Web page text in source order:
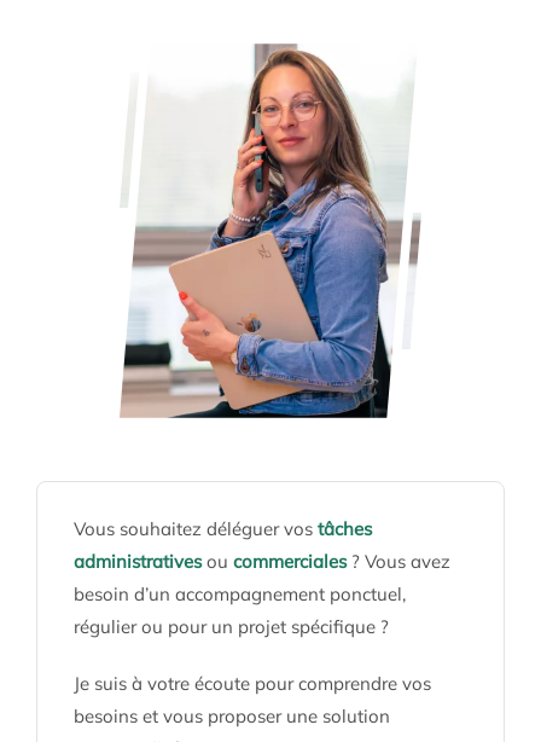
Tarifs
Contact
Vous souhaitez déléguer vos tâches
administrativesou commerciales? Vous avez
besoin d’un accompagnement ponctuel,
régulier ou pour un projet spécifique ?
Je suis à votre écoute pour comprendre vos
besoins et vous proposer une solution